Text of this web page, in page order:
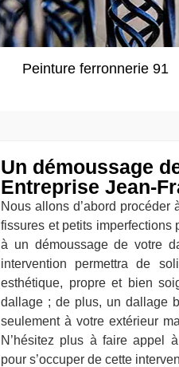
Peinture ferronnerie 91
Un démoussage
Entreprise Jean-
Nous allons d’abord
fissures et petits imperfections
à un démoussage de votre
intervention permettra de
esthétique, propre et bien
dallage ; de plus, un dallage
seulement à votre extérieur
N’hésitez plus à faire appel
pour s’occuper de cette